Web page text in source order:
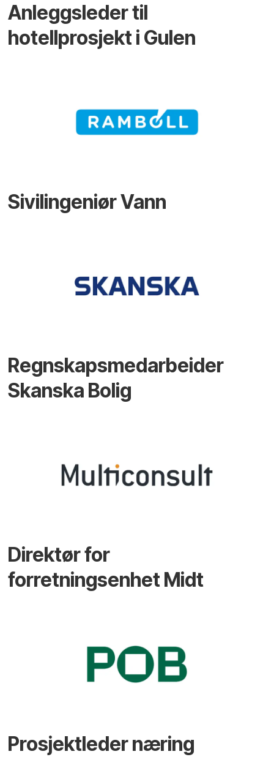
Anleggsleder til
hotellprosjekt i Gulen
Sivilingeniør Vann
Regnskapsmedarbeider
Skanska Bolig
Direktør for
forretningsenhet Midt
Prosjektleder næring